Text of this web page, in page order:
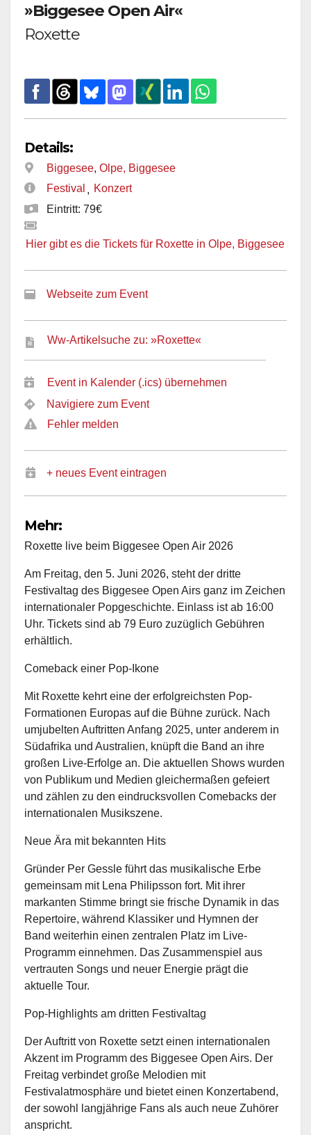
»Biggesee Open Air«
Roxette
Details:
Biggesee, Olpe, Biggesee
Festival , Konzert
Eintritt: 79€
Hier gibt es die Tickets für Roxette in Olpe, Biggesee
Webseite zum Event
Ww-Artikelsuche zu: »Roxette«
Event in Kalender (.ics) übernehmen
Navigiere zum Event
Fehler melden
+ neues Event eintragen
Mehr:
Roxette live beim Biggesee Open Air 2026
Am Freitag, den 5. Juni 2026, steht der dritte
Festivaltag des Biggesee Open Airs ganz im Zeichen
internationaler Popgeschichte. Einlass ist ab 16:00
Uhr. Tickets sind ab 79 Euro zuzüglich Gebühren
erhältlich.
Comeback einer Pop-Ikone
Mit Roxette kehrt eine der erfolgreichsten Pop-
Formationen Europas auf die Bühne zurück. Nach
umjubelten Auftritten Anfang 2025, unter anderem in
Südafrika und Australien, knüpft die Band an ihre
großen Live-Erfolge an. Die aktuellen Shows wurden
von Publikum und Medien gleichermaßen gefeiert
und zählen zu den eindrucksvollen Comebacks der
internationalen Musikszene.
Neue Ära mit bekannten Hits
Gründer Per Gessle führt das musikalische Erbe
gemeinsam mit Lena Philipsson fort. Mit ihrer
markanten Stimme bringt sie frische Dynamik in das
Repertoire, während Klassiker und Hymnen der
Band weiterhin einen zentralen Platz im Live-
Programm einnehmen. Das Zusammenspiel aus
vertrauten Songs und neuer Energie prägt die
aktuelle Tour.
Pop-Highlights am dritten Festivaltag
Der Auftritt von Roxette setzt einen internationalen
Akzent im Programm des Biggesee Open Airs. Der
Freitag verbindet große Melodien mit
Festivalatmosphäre und bietet einen Konzertabend,
der sowohl langjährige Fans als auch neue Zuhörer
anspricht.